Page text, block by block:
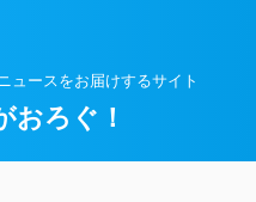
ュースをお届けするサイト
おろぐ！